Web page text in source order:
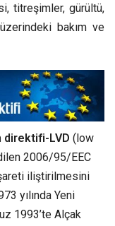
titreşimler, gürültü,
bakım ve
direktifi-LVD (low
2006/95/EEC
iliştirilmesini
yılında Yeni
1993’te Alçak